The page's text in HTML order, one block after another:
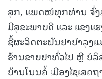
ສຸກ, ແພດໝໍທຸກທ່ານ ຈົ່ງ
ມີສຸຂະພາບດີ ແລະ ແຂງແ
ຊື້ຜະລິດຕະພັນຢາບໍາລຸງ
ຮ້ານຂາຍຢາທົ່ວໄປ ຫຼື ບໍ
ບ້ານໂນນຄໍ້ ເມືອງໄຊເສດ